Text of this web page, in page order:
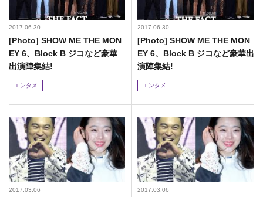
2017.06.30
[Photo] SHOW ME THE MON
EY 6、Block B ジコなど豪華
出演陣集結!
エンタメ
2017.06.30
[Photo] SHOW ME THE MON
EY 6、Block B ジコなど豪華出
演陣集結!
エンタメ
2017.03.06 2017.03.06